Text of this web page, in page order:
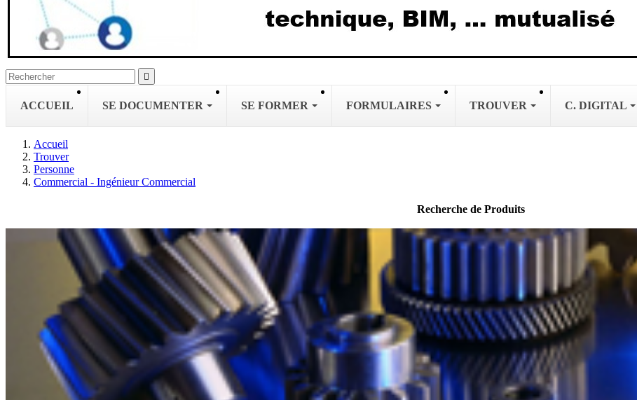

ACCUEIL SE DOCUMENTER SE FORMER FORMULAIRES TROUVER C. DIGITAL
Accueil
Trouver
Personne
Commercial - Ingénieur Commercial
Recherche de Produits